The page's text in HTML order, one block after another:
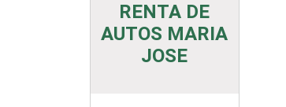
RENTA DE
AUTOS MARIA
JOSE